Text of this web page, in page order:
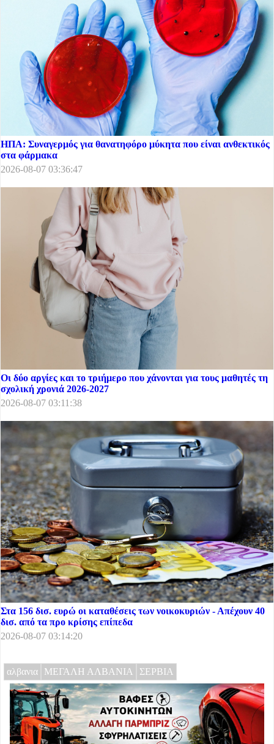
ΗΠΑ: Συναγερμός για θανατηφόρο μύκητα που είναι ανθεκτικός
στα φάρμακα
2026-08-07 03:36:47
Οι δύο αργίες και το τριήμερο που χάνονται για τους μαθητές τη
σχολική χρονιά 2026-2027
2026-08-07 03:11:38
Στα 156 δισ. ευρώ οι καταθέσεις των νοικοκυριών - Απέχουν 40
δισ. από τα προ κρίσης επίπεδα
2026-08-07 03:14:20
αλβανια ΜΕΓΑΛΗ ΑΛΒΑΝΙΑ ΣΕΡΒΙΑ